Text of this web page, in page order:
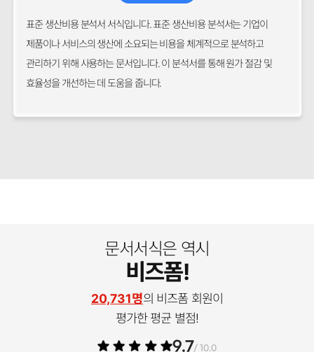
표준 생산비용 분석서 서식입니다. 표준 생산비용 분석서는 기업이
제품이나 서비스의 생산에 소요되는 비용을 체계적으로 분석하고
관리하기 위해 사용하는 문서입니다. 이 분석서를 통해 원가 절감 및
효율성을 개선하는 데 도움을 줍니다.
문서서식은 역시
비즈폼!
20,731명의 비즈폼 회원이
평가한 평균 별점!
9.7/ 10.0